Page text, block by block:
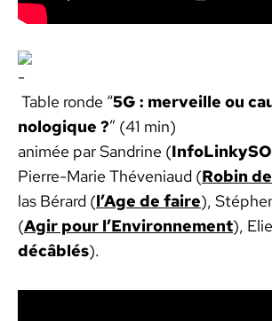
Table ronde “5G : mer­veille ou
nologique ?” (41 min)
ani­mée par San­drine (
Pierre-Marie Théve­ni­aud (Robin
las Bérard (l’Age de faire),
(Agir pour l’Environnement),
décâblés).